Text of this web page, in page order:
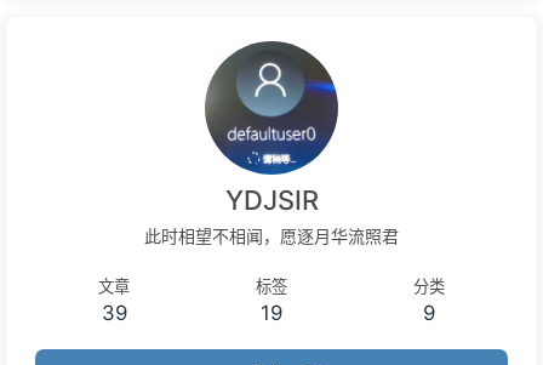
YDJSIR
此时相望不相闻，愿逐月华流照君
文章
39
标签
19
分类
9